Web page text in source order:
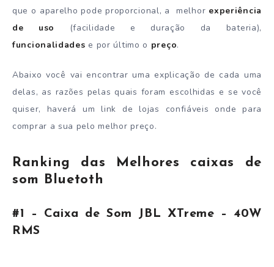
que o aparelho pode proporcional, a melhor experiência
de uso
(facilidade e duração da bateria),
funcionalidades e por último o preço.
Abaixo você vai encontrar uma explicação de cada uma
delas, as razões pelas quais foram escolhidas e se você
quiser, haverá um link de lojas confiáveis onde para
comprar a sua pelo melhor preço.
Ranking das Melhores caixas de
som Bluetoth
#1 – Caixa de Som JBL XTreme – 40W
RMS